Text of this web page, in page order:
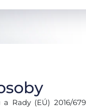
Rady (EÚ) 2016/